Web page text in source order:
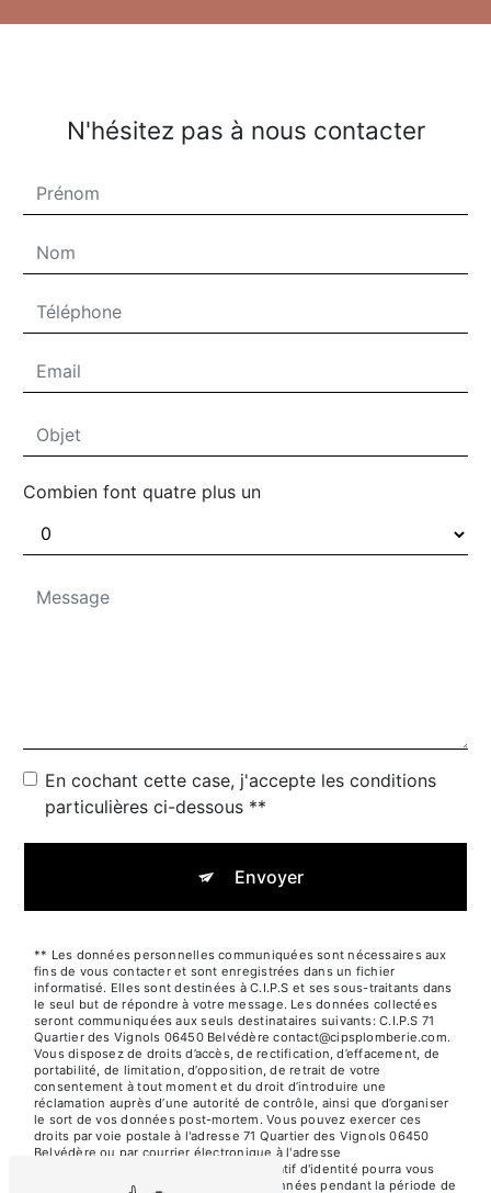
N'hésitez pas à nous contacter
Combien font quatre plus un
En cochant cette case, j'accepte les conditions
particulières ci-dessous **
Envoyer
** Les données personnelles communiquées sont nécessaires aux
fins de vous contacter et sont enregistrées dans un fichier
informatisé. Elles sont destinées à C.I.P.S et ses sous-traitants dans
le seul but de répondre à votre message. Les données collectées
seront communiquées aux seuls destinataires suivants: C.I.P.S 71
Quartier des Vignols 06450 Belvédère contact@cipsplomberie.com.
Vous disposez de droits d’accès, de rectification, d’effacement, de
portabilité, de limitation, d’opposition, de retrait de votre
consentement à tout moment et du droit d’introduire une
réclamation auprès d’une autorité de contrôle, ainsi que d’organiser
le sort de vos données post-mortem. Vous pouvez exercer ces
droits par voie postale à l'adresse 71 Quartier des Vignols 06450
Belvédère ou par courrier électronique à l'adresse
contact@cipsplomberie.com. Un justificatif d'identité pourra vous
être demandé. Nous conservons vos données pendant la période de